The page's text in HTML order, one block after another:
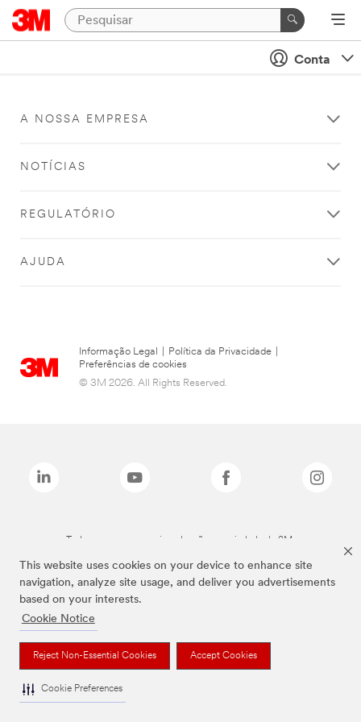
This website uses cookies on your device to enhance site
navigation, analyze site usage, and deliver you advertisements
based on your interests.
Cookie Notice
Reject Non-Essential Cookies Accept Cookies
Cookie Preferences
Conta
A NOSSA EMPRESA
NOTÍCIAS
REGULATÓRIO
AJUDA
Informação Legal Política da Privacidade
Preferências de cookies
© 3M 2026. All Rights Reserved.
Todas as marcas mencionadas são propriedade da 3M.